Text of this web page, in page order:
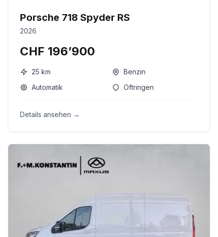
Porsche 718 Spyder RS
2026
CHF 196’900
25 km
Benzin
Automatik
Oftringen
Details ansehen →